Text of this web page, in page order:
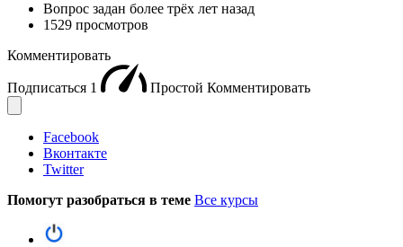
Вопрос задан более трёх лет назад
1529 просмотров
Комментировать
Подписаться 1 Простой Комментировать
Facebook
Вконтакте
Twitter
Помогут разобраться в теме Все курсы